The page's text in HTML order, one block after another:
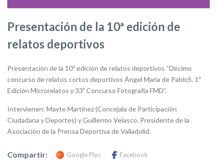
Presentación de la 10ª edición de
relatos deportivos
Presentación de la 10ª edición de relatos deportivos “Décimo
concurso de relatos cortos deportivos Ángel María de PabloS. 1ª
Edición Microrelatos y 33º Concurso Fotografía FMD”.
Intervienen: Mayte Martínez (Concejala de Participación
Ciudadana y Deportes) y Guillermo Velasco, Presidente de la
Asociación de la Prensa Deportiva de Valladolid.
Compartir: Google Plus
Facebook